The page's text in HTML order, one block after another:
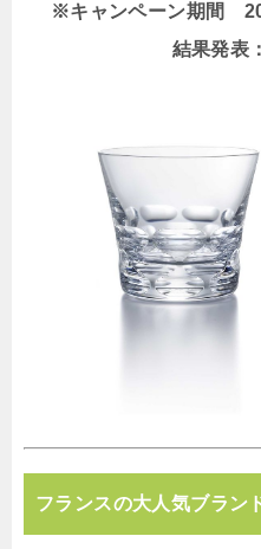
※キャンペーン期間
結果発表
フランスの大人気ブラン